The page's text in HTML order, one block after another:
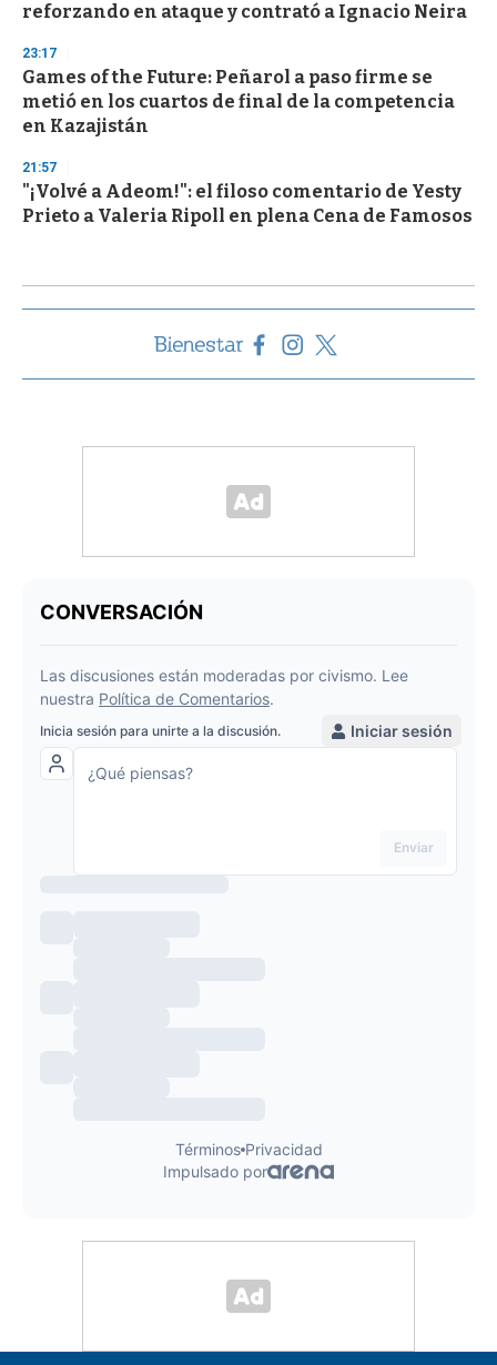
reforzando en ataque y contrató a Ignacio Neira
23:17
Games of the Future: Peñarol a paso firme se
metió en los cuartos de final de la competencia
en Kazajistán
21:57
"¡Volvé a Adeom!": el filoso comentario de Yesty
Prieto a Valeria Ripoll en plena Cena de Famosos